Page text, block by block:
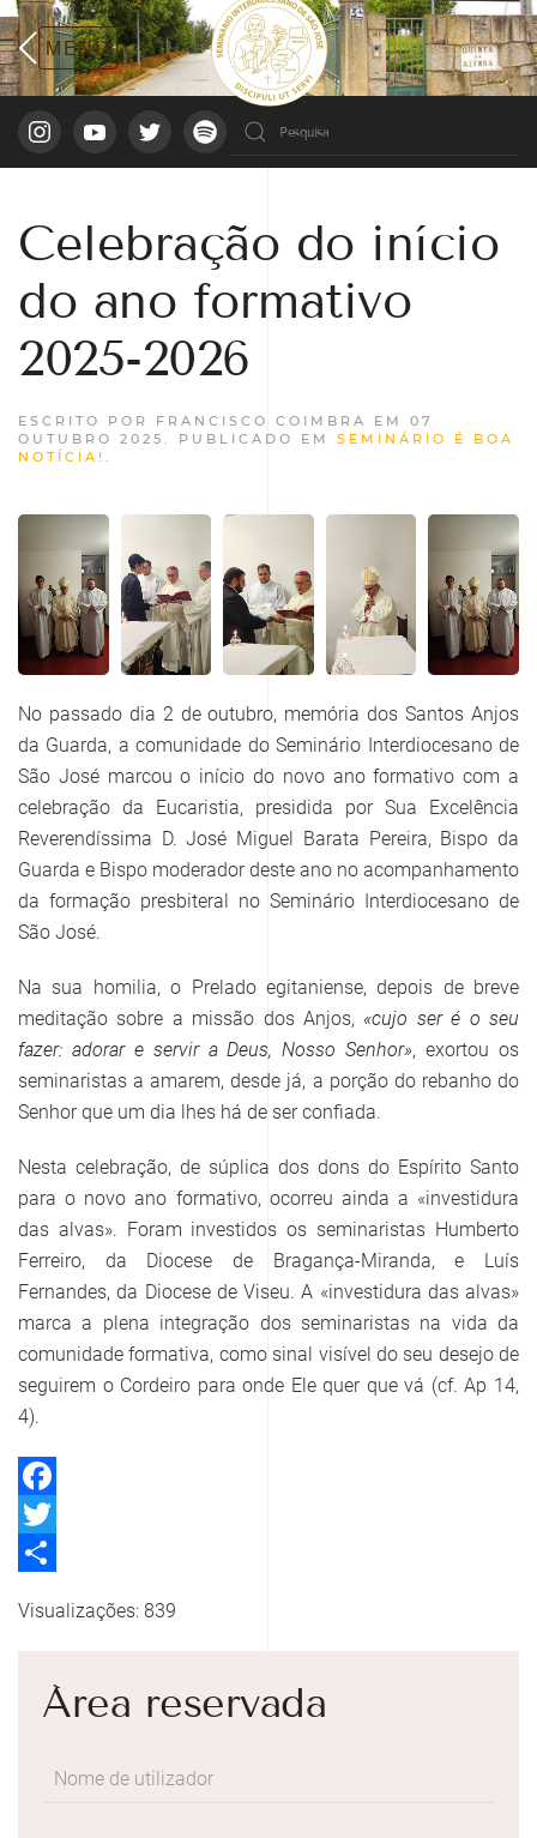
Celebração do início
do ano formativo
2025-2026
ESCRITO POR FRANCISCO COIMBRA EM 07
OUTUBRO 2025 . PUBLICADO EM SEMINÁRIO É BOA
NOTÍCIA! .
AUMENTAR AUMENTAR AUMENTAR AUMENTAR AUMENTAR
No passado dia 2 de outubro, memória dos Santos Anjos
da Guarda, a comunidade do Seminário Interdiocesano de
São José marcou o início do novo ano formativo com a
celebração da Eucaristia, presidida por Sua Excelência
Reverendíssima D. José Miguel Barata Pereira, Bispo da
Guarda e Bispo moderador deste ano no acompanhamento
da formação presbiteral no Seminário Interdiocesano de
São José.
Na sua homilia, o Prelado egitaniense, depois de breve
meditação sobre a missão dos Anjos, «cujo ser é o seu
fazer: adorar e servir a Deus, Nosso Senhor», exortou os
seminaristas a amarem, desde já, a porção do rebanho do
Senhor que um dia lhes há de ser confiada.
Nesta celebração, de súplica dos dons do Espírito Santo
para o novo ano formativo, ocorreu ainda a «investidura
das alvas». Foram investidos os seminaristas Humberto
Ferreiro, da Diocese de Bragança-Miranda, e Luís
Fernandes, da Diocese de Viseu. A «investidura das alvas»
marca a plena integração dos seminaristas na vida da
comunidade formativa, como sinal visível do seu desejo de
seguirem o Cordeiro para onde Ele quer que vá (cf. Ap 14,
4).
Facebook
Twitter
Visualizações: 839
Área reservada